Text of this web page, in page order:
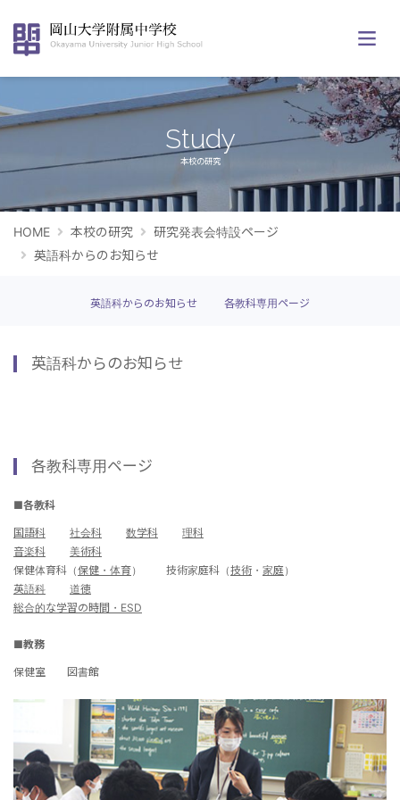
Study
本校の研究
HOME 本校の研究
研究発表会特設ページ
英語科からのお知らせ
英語科からのお知らせ 各教科専用ページ
英語科からのお知らせ
各教科専用ページ
■各教科
国語科 社会科 数学科
理科
音楽科
美術科
保健体育科（保健・体育） 技術家庭科（技術 ・ 家庭 ）
英語科
道徳
総合的な学習の時間・ESD
■教務
保健室 図書館